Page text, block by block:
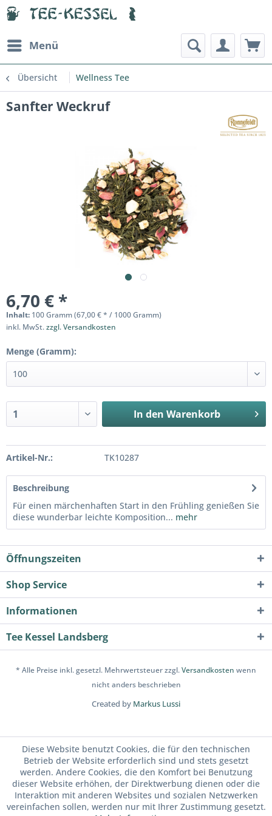
Menü
Übersicht Wellness Tee
Sanfter Weckruf
6,70 € *
Inhalt: 100 Gramm (67,00 € * / 1000 Gramm)
inkl. MwSt.zzgl. Versandkosten
Menge (Gramm):
In den Warenkorb
Artikel-Nr.: TK10287
Beschreibung
Für einen märchenhaften Start in den Frühling genießen Sie
diese wunderbar leichte Komposition... mehr
Öffnungszeiten
Shop Service
Informationen
Tee Kessel Landsberg
* Alle Preise inkl. gesetzl. Mehrwertsteuer zzgl.Versandkosten wenn
nicht anders beschrieben
Created by Markus Lussi
Diese Website benutzt Cookies, die für den technischen
Betrieb der Website erforderlich sind und stets gesetzt
werden. Andere Cookies, die den Komfort bei Benutzung
dieser Website erhöhen, der Direktwerbung dienen oder die
Interaktion mit anderen Websites und sozialen Netzwerken
vereinfachen sollen, werden nur mit Ihrer Zustimmung gesetzt.